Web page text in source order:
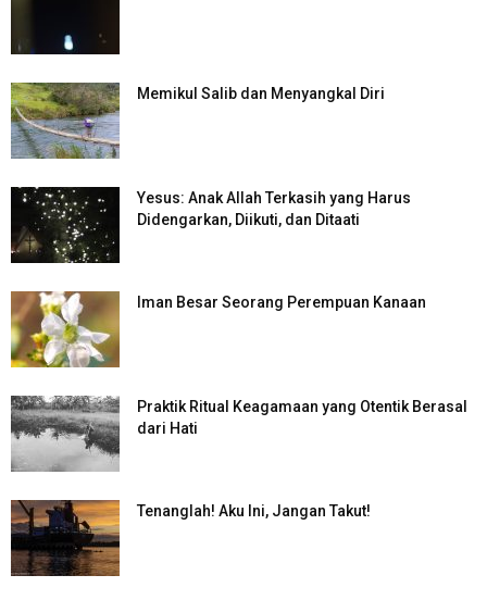
Memikul Salib dan Menyangkal Diri
Yesus: Anak Allah Terkasih yang Harus
Didengarkan, Diikuti, dan Ditaati
Iman Besar Seorang Perempuan Kanaan
Praktik Ritual Keagamaan yang Otentik Berasal
dari Hati
Tenanglah! Aku Ini, Jangan Takut!